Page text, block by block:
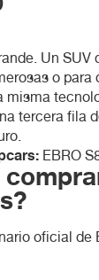
Un SUV
o
misma
tercera fila
EBRO
oficial de